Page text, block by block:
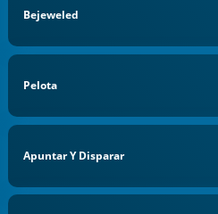
Bejeweled
Pelota
Apuntar Y Disparar